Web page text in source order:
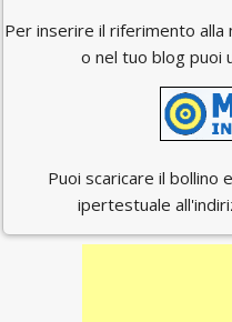
Per inserire il riferimento
o nel tuo blog puoi
Puoi scaricare il bollino
ipertestuale